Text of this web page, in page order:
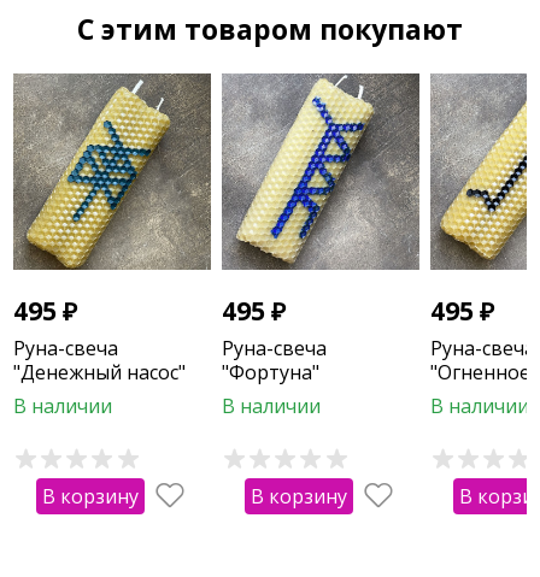
C этим товаром покупают
495₽
Руна-свеча
"Денежный насос"
В наличии
В корзину
495₽
Руна-свеча
"Фортуна"
В наличии
В корзину
495₽
Руна-свеча
"Огненное
очищение"
В наличии
В